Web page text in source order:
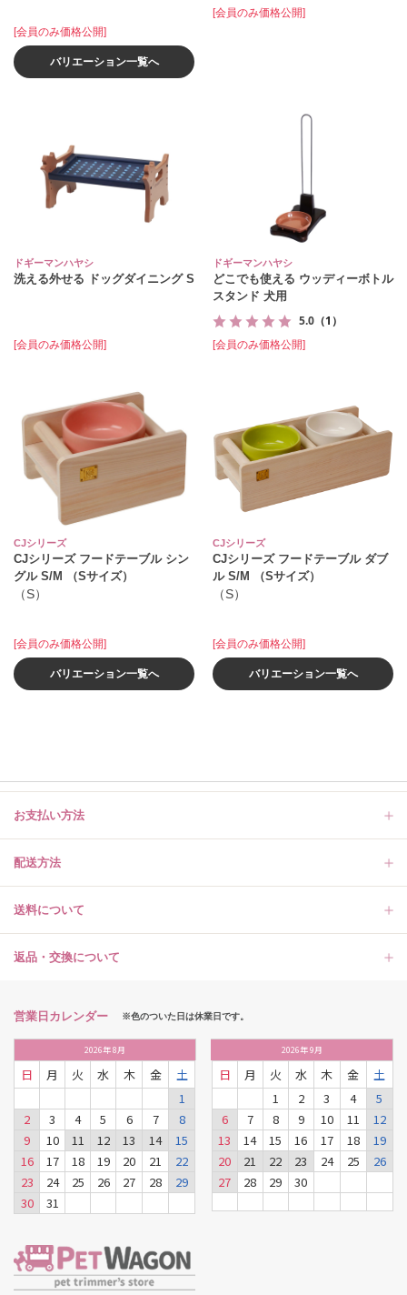
[会員のみ価格公開]
バリエーション一覧へ
[会員のみ価格公開]
ドギーマンハヤシ
洗える外せる ドッグダイニング S
[会員のみ価格公開]
ドギーマンハヤシ
どこでも使える ウッディーボトル
スタンド 犬用
5.0 （1）
[会員のみ価格公開]
CJシリーズ
CJシリーズ フードテーブル シン
グル S/M （Sサイズ）
（S）
[会員のみ価格公開]
バリエーション一覧へ
CJシリーズ
CJシリーズ フードテーブル ダブ
ル S/M （Sサイズ）
（S）
[会員のみ価格公開]
バリエーション一覧へ
お支払い方法
配送方法
送料について
返品・交換について
営業日カレンダー ※色のついた日は休業日です。
2026年8月
日 月 火 水 木 金
土
1
2
3 4 5 6 7
8
9
10 11 12 13 14
15
16
17 18 19 20 21
22
23
24 25 26 27 28
29
30
31
2026年9月
日 月 火 水 木 金
土
1
2 3 4
5
6
7 8 9 10 11
12
13
14 15 16 17 18
19
20
21 22 23 24 25
26
27
28 29 30